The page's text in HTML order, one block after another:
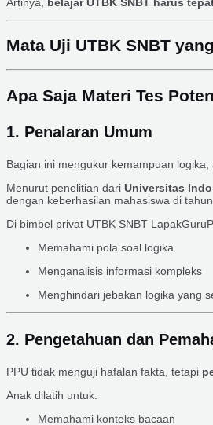
Mata Uji UTBK SNBT
Apa Saja Materi Tes
1. Penalaran Umum
Bagian ini mengukur kemampuan
Menurut penelitian dari Universitas
dengan keberhasilan mahasiswa di
Di bimbel privat UTBK SNBT
Memahami pola soal logika
Menganalisis informasi kompleks
Menghindari jebakan logika yang
2. Pengetahuan dan
PPU tidak menguji hafalan fakta, tetapi
Anak dilatih untuk:
Memahami konteks bacaan